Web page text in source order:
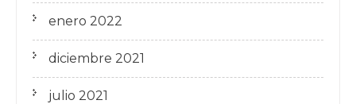
enero 2022
diciembre 2021
julio 2021